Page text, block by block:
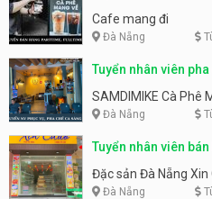
Cafe mang đi
Đà Nẵng
Tuyển nhân viên
SAMDIMIKE Cà Phê
Đà Nẵng
Tuyển nhân viên
Nẵng
Đặc sản Đà Nẵng Xin
Đà Nẵng